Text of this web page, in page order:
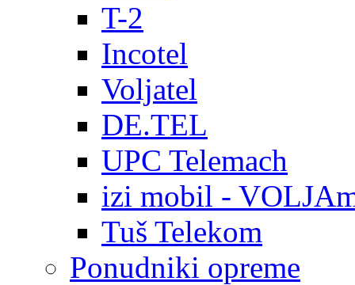
T-2
Incotel
Voljatel
DE.TEL
UPC Telemach
izi mobil -
Tuš Telekom
Ponudniki opreme